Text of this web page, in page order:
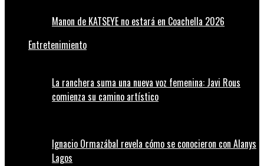
Manon de KATSEYE no estará en Coachella 2026
Entretenimiento
La ranchera suma una nueva voz femenina: Javi Rous
comienza su camino artístico
Ignacio Ormazábal revela cómo se conocieron con Alanys
Lagos